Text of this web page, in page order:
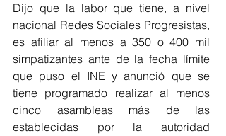
Dijo que la labor que tiene, a nivel
nacional Redes Sociales Progresistas,
es afiliar al menos a 350 o 400 mil
simpatizantes ante de la fecha límite
que puso el INE y anunció que se
tiene programado realizar al menos
cinco asambleas más de las
establecidas por la autoridad